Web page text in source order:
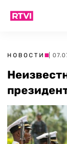
НОВОСТИ |